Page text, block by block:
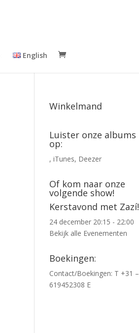
English
Winkelmand
Luister onze albums
op:
, iTunes, Deezer
Of kom naar onze
volgende show!
Kerstavond met Zazí!
24 december 20:15 - 22:00
Bekijk alle Evenementen
Boekingen:
Contact/Boekingen: T +31 –
619452308 E